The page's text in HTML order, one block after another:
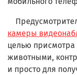
камеры
целью
животными,
и просто для